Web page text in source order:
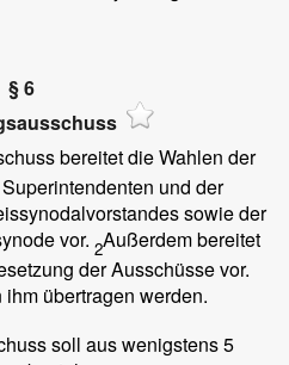
§ 6
bereitet die Wahlen der
und der
sowie der
vor. 2Außerdem bereitet
der Ausschüsse vor.
übertragen werden.
soll aus wenigstens 5